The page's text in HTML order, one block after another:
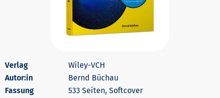
Wiley-VCH
Autor:in
Bernd Büchau
533 Seiten, Softcover